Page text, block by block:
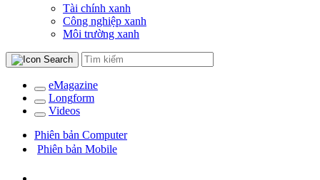
Tài chính xanh
Công nghiệp xanh
Môi trường xanh
eMagazine
Longform
Videos
Phiên bản Computer
Phiên bản Mobile